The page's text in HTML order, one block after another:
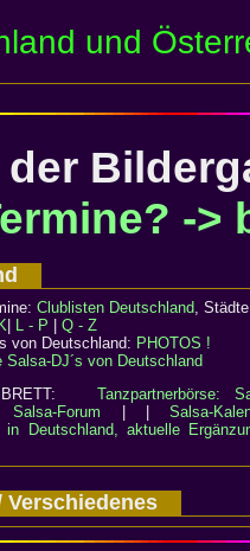
und
der
->
Clublisten Deutschland,
L - P
Q - Z
von Deutschland: PHOTOS !
Salsa-DJ´s von Deutschland
BRETT:Tanzpartnerbörse:
Salsa-Forum | |Salsa-
in Deutschland, aktuelle
Verschiedenes